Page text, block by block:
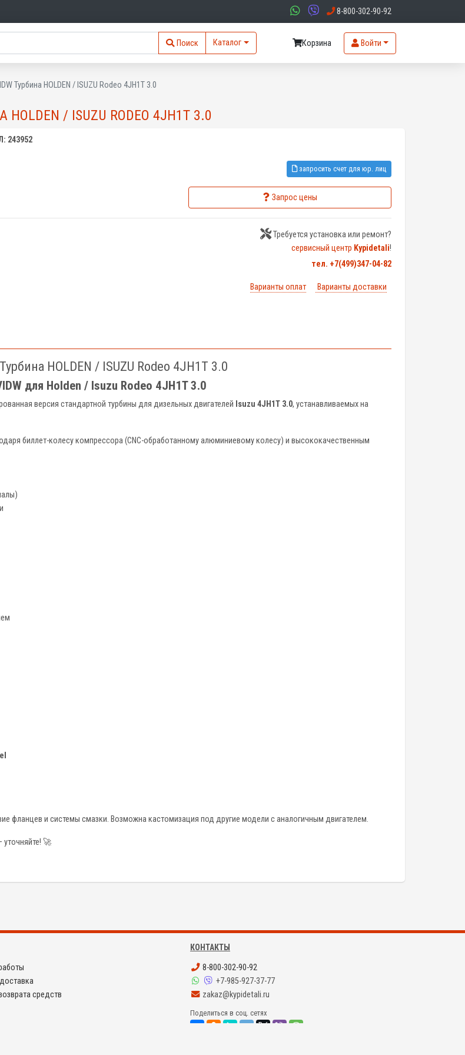
8-800-302-90-92
Поиск Каталог Корзина Войти
Турбина HOLDEN / ISUZU Rodeo 4JH1T 3.0
HOLDEN / ISUZU RODEO 4JH1T 3.0
243952
запросить счет для юр. лиц
Запрос цены
Требуется установка или ремонт?
сервисный центр Kypidetali!
тел. +7(499)347-04-82
Варианты оплат Варианты доставки
HOLDEN / ISUZU Rodeo 4JH1T 3.0
для Holden / Isuzu Rodeo 4JH1T 3.0
версия стандартной турбины для дизельных двигателей Isuzu 4JH1T 3.0, устанавливаемых на
биллет-колесу компрессора (CNC-обработанному алюминиевому колесу) и высококачественным
фланцев и системы смазки. Возможна кастомизация под другие модели с аналогичным двигателем.
🚀
средств
КОНТАКТЫ
8-800-302-90-92
+7-985-927-37-77
zakaz@kypidetali.ru
Поделиться в соц. сетях